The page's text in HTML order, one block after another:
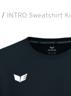
INTRO Sweatshirt